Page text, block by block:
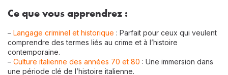
Ce que vous apprendrez :
– Langage criminel et historique : Parfait pour ceux qui veulent
comprendre des termes liés au crime et à l’histoire
contemporaine.
– Culture italienne des années 70 et 80 : Une immersion dans
une période clé de l’histoire italienne.